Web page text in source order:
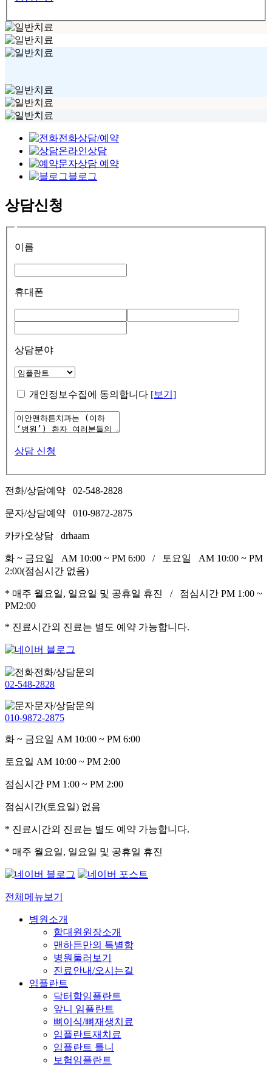
전화상담/예약
온라인상담
문자상담 예약
블로그
상담신청
이름
휴대폰
상담분야
개인정보수집에 동의합니다 [보기]
상담 신청
전화/상담예약 02-548-2828
문자/상담예약 010-9872-2875
카카오상담 drhaam
화 ~ 금요일 AM 10:00 ~ PM 6:00 / 토요일 AM 10:00 ~ PM
2:00(점심시간 없음)
* 매주 월요일, 일요일 및 공휴일 휴진 / 점심시간 PM 1:00 ~
PM2:00
* 진료시간외 진료는 별도 예약 가능합니다.
전화/상담문의
02-548-2828
문자/상담문의
010-9872-2875
화 ~ 금요일 AM 10:00 ~ PM 6:00
토요일 AM 10:00 ~ PM 2:00
점심시간 PM 1:00 ~ PM 2:00
점심시간(토요일) 없음
* 진료시간외 진료는 별도 예약 가능합니다.
* 매주 월요일, 일요일 및 공휴일 휴진
전체메뉴보기
병원소개
함대원원장소개
맨하튼만의 특별함
병원둘러보기
진료안내/오시는길
임플란트
닥터함임플란트
앞니 임플란트
뼈이식/뼈재생치료
임플란트재치료
임플란트 틀니
보험임플란트